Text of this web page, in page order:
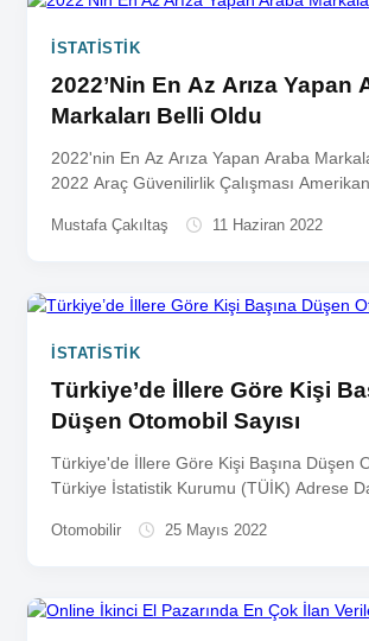
İSTATISTIK
2022’Nin En Az Arıza Yapan
Markaları Belli Oldu
2022'nin En Az Arıza Yapan Araba
2022 Araç Güvenilirlik Çalışması
Mustafa Çakıltaş 11 Haziran 2022
İSTATISTIK
Türkiye’de İllere Göre Kişi
Düşen Otomobil Sayısı
Türkiye'de İllere Göre Kişi Başına Düşen
Türkiye İstatistik Kurumu (TÜİK) Adrese
Otomobilir 25 Mayıs 2022